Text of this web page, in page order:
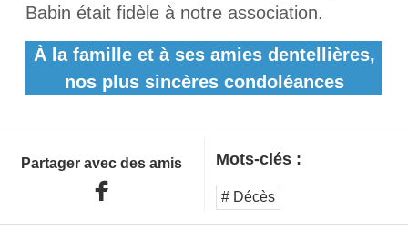
Babin était fidèle à notre association.
À la famille et à ses amies dentellières,
nos plus sincères condoléances
Partager avec des amis Mots-clés :
# Décès